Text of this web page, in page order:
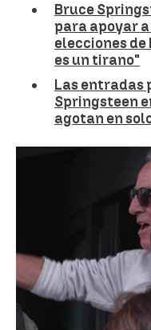
Bruce
para apoyar
elecciones de
es un tirano"
Las entradas
Springsteen
agotan en